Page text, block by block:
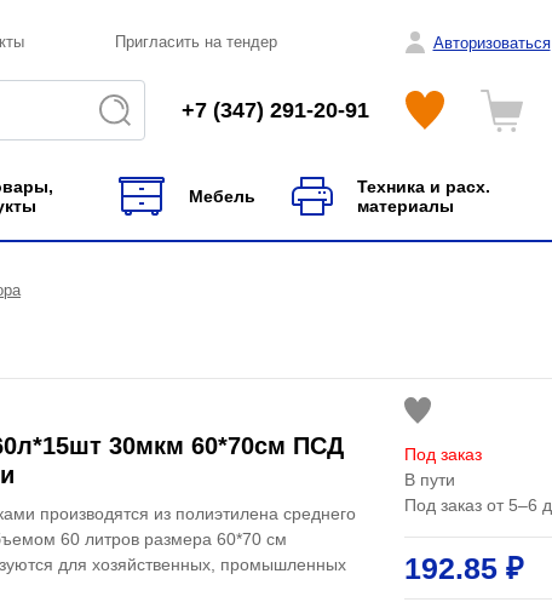
Пригласить на тендер Авторизоваться
+7 (347) 291-20-91
Мебель
Техника и расх.
материалы
30мкм 60*70см ПСД
производятся из полиэтилена среднего
60 литров размера 60*70 см
для хозяйственных, промышленных
Под заказ
В пути
Под заказ от 5–6 д.
192.85 ₽